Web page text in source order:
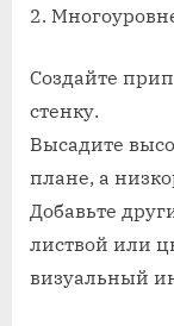
2.
Создайте
стенку.
Высадите
плане, а
Добавьте
листвой или
визуальный